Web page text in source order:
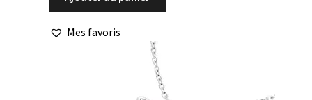
Mes favoris